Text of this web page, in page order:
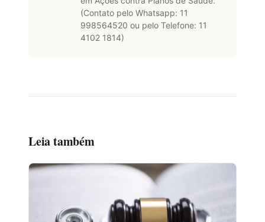
(Contato pelo Whatsapp: 11
998564520 ou pelo Telefone: 11
4102 1814)
Leia também